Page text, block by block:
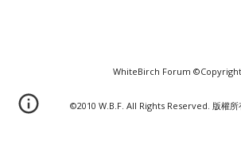
WhiteBirch Forum ©Copyright
©2010 W.B.F. All Rights Reserved. 版權所